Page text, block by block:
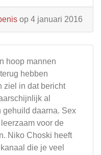
op 4 januari 2016
hoop mannen
hebben
ziel in dat bericht
al
gehuild daarna. Sex
voor de
Niko Choski heeft
die je veel